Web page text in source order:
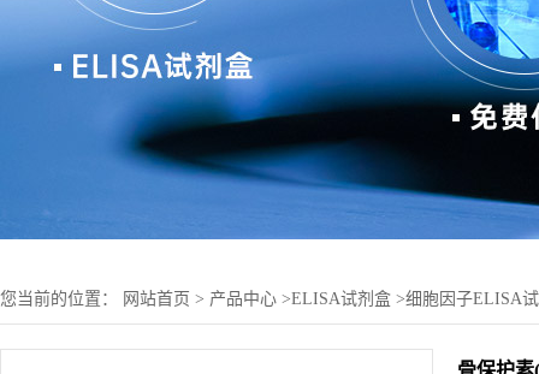
您当前的位置： 网站首页 > 产品中心 >ELISA试剂盒 >细胞因子ELISA
骨保护